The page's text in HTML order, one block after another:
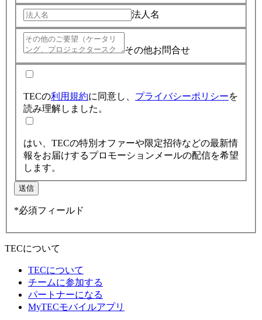
法人名
その他お問合せ
TECの利用規約に同意し、 プライバシーポリシーを
読み理解しました。
はい、TECの特別オファーや限定招待などの最新情
報をお届けするプロモーションメールの配信を希望
します。
送信
*必須フィールド
TECについて
TECについて
チームに参加する
パートナーになる
MyTECモバイルアプリ